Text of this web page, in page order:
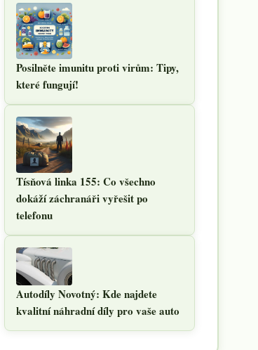
Posilněte imunitu proti virům: Tipy,
které fungují!
Tísňová linka 155: Co všechno
dokáží záchranáři vyřešit po
telefonu
Autodíly Novotný: Kde najdete
kvalitní náhradní díly pro vaše auto